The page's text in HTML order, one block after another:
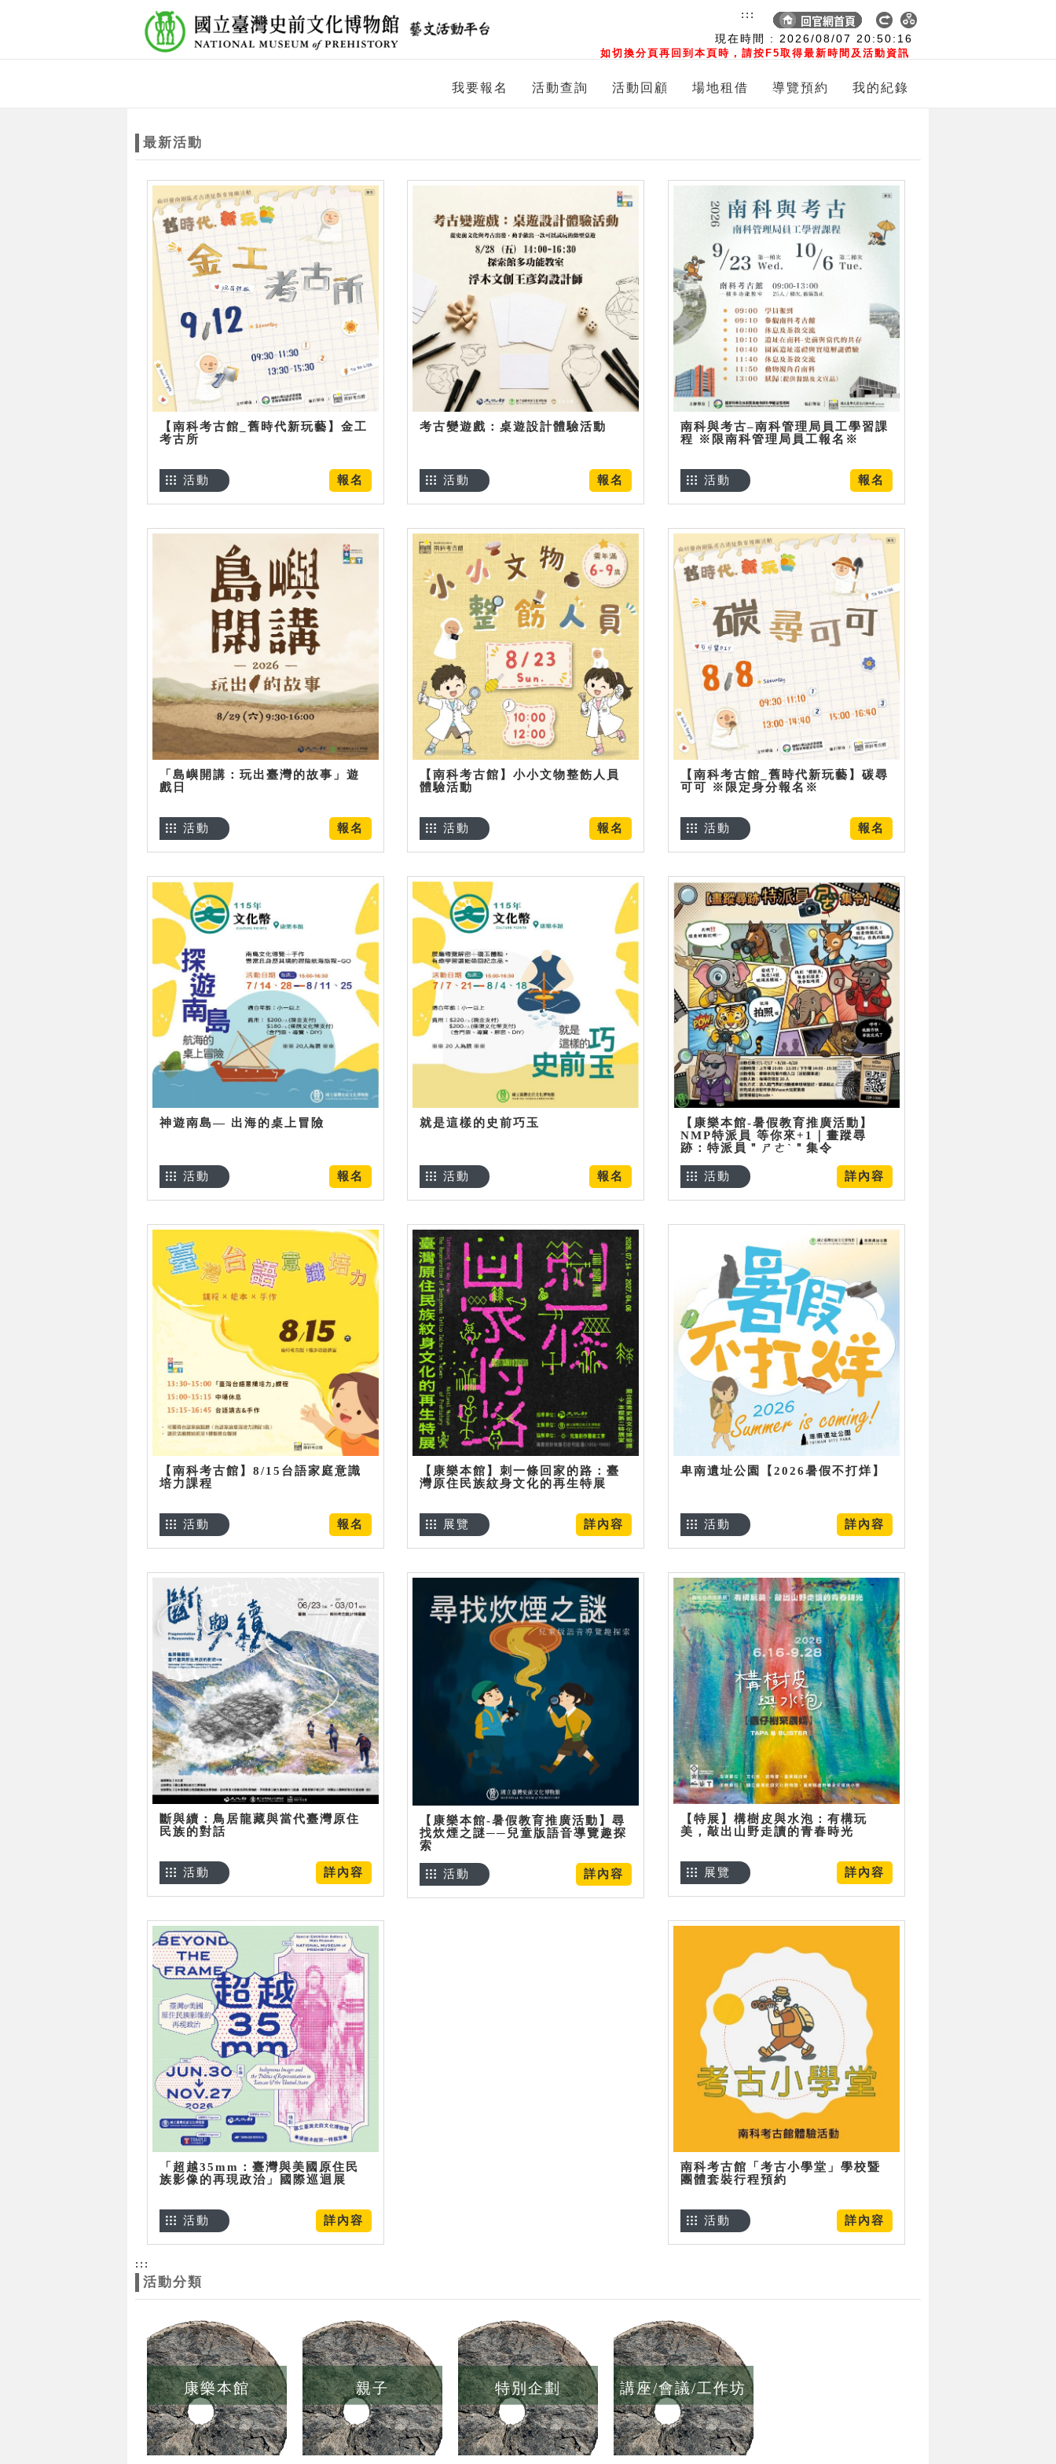
現在時間 : 2026/08/07 20:50:18
如切換分頁再回到本頁時，請按F5取得最新時間及活動資訊
:::
我要報名 活動查詢 活動回顧 場地租借 導覽預約 我的紀錄
最新活動
【南科考古館_舊時代新玩藝】金工
考古所
報名
活動
考古變遊戲：桌遊設計體驗活動
報名
活動
南科與考古–南科管理局員工學習課
程 ※限南科管理局員工報名※
報名
活動
「島嶼開講：玩出臺灣的故事」遊
戲日
報名
活動
【南科考古館】小小文物整飭人員
體驗活動
報名
活動
【南科考古館_舊時代新玩藝】碳尋
可可 ※限定身分報名※
報名
活動
神遊南島— 出海的桌上冒險
報名
活動
就是這樣的史前巧玉
報名
活動
【康樂本館-暑假教育推廣活動】
NMP特派員 等你來+1｜畫蹤尋
跡：特派員＂ㄕㄜˋ＂集令
詳內容
活動
【南科考古館】8/15台語家庭意識
培力課程
報名
活動
【康樂本館】刺一條回家的路：臺
灣原住民族紋身文化的再生特展
詳內容
展覽
卑南遺址公園【2026暑假不打烊】
詳內容
活動
斷與續：鳥居龍藏與當代臺灣原住
民族的對話
詳內容
活動
【康樂本館-暑假教育推廣活動】尋
找炊煙之謎──兒童版語音導覽趣探
索
詳內容
活動
【特展】構樹皮與水泡：有構玩
美，敲出山野走讀的青春時光
詳內容
展覽
「超越35mm：臺灣與美國原住民
族影像的再現政治」國際巡迴展
詳內容
活動
南科考古館「考古小學堂」學校暨
團體套裝行程預約
詳內容
活動
:::
活動分類
康樂本館 親子 特別企劃 講座/會議/工作坊